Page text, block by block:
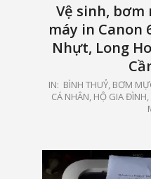
Vệ sinh,
máy in Canon
Nhựt, Long
2021-
05-
IN: BÌNH THUỶ, BƠM
CÁ NHÂN, HỘ GIA ĐÌNH